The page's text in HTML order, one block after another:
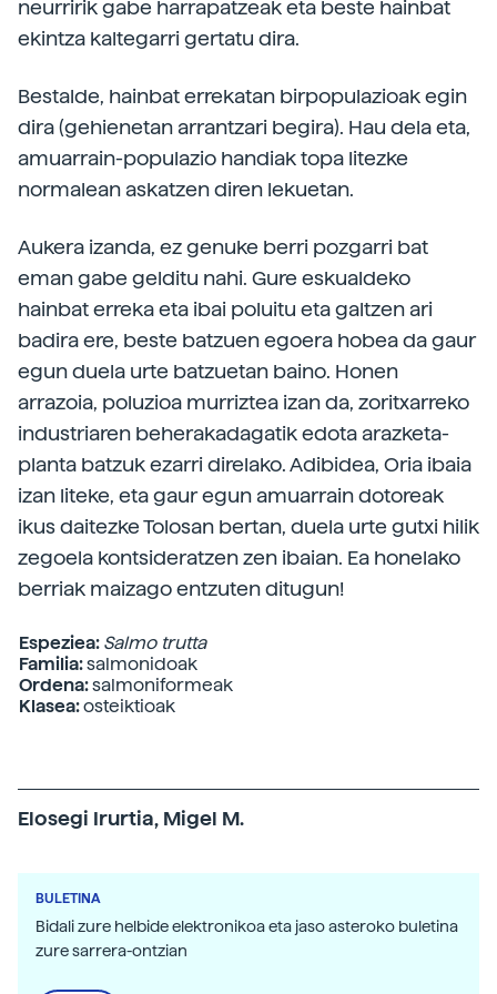
neurririk gabe harrapatzeak eta beste hainbat
ekintza kaltegarri gertatu dira.
Bestalde, hainbat errekatan birpopulazioak egin
dira (gehienetan arrantzari begira). Hau dela eta,
amuarrain-populazio handiak topa litezke
normalean askatzen diren lekuetan.
Aukera izanda, ez genuke berri pozgarri bat
eman gabe gelditu nahi. Gure eskualdeko
hainbat erreka eta ibai poluitu eta galtzen ari
badira ere, beste batzuen egoera hobea da gaur
egun duela urte batzuetan baino. Honen
arrazoia, poluzioa murriztea izan da, zoritxarreko
industriaren beherakadagatik edota arazketa-
planta batzuk ezarri direlako. Adibidea, Oria ibaia
izan liteke, eta gaur egun amuarrain dotoreak
ikus daitezke Tolosan bertan, duela urte gutxi hilik
zegoela kontsideratzen zen ibaian. Ea honelako
berriak maizago entzuten ditugun!
Espeziea: Salmo trutta
Familia:salmonidoak
Ordena:salmoniformeak
Klasea:osteiktioak
Elosegi Irurtia, Migel M.
BULETINA
Bidali zure helbide elektronikoa eta jaso asteroko buletina
zure sarrera-ontzian